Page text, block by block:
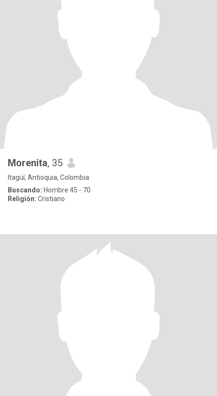
Morenita, 35
Itagüí, Antioquia, Colombia
Buscando: Hombre 45 - 70
Religión: Cristiano